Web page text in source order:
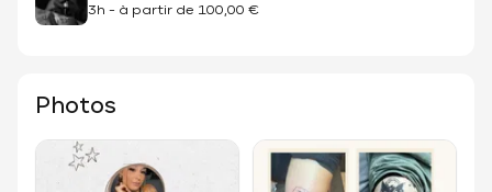
3h - à partir de 100,00 €
Photos